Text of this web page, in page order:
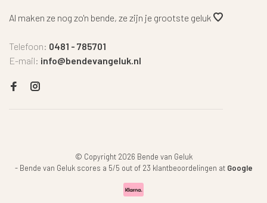
Al maken ze nog zo'n bende, ze zijn je grootste geluk
Telefoon: 0481 - 785701
E-mail: info@bendevangeluk.nl
© Copyright 2026 Bende van Geluk
- Bende van Geluk scores a 5/5 out of 23 klantbeoordelingen at Google